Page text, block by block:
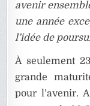
avenir
une année
l’idée de
À seulement
grande
pour l’avenir.